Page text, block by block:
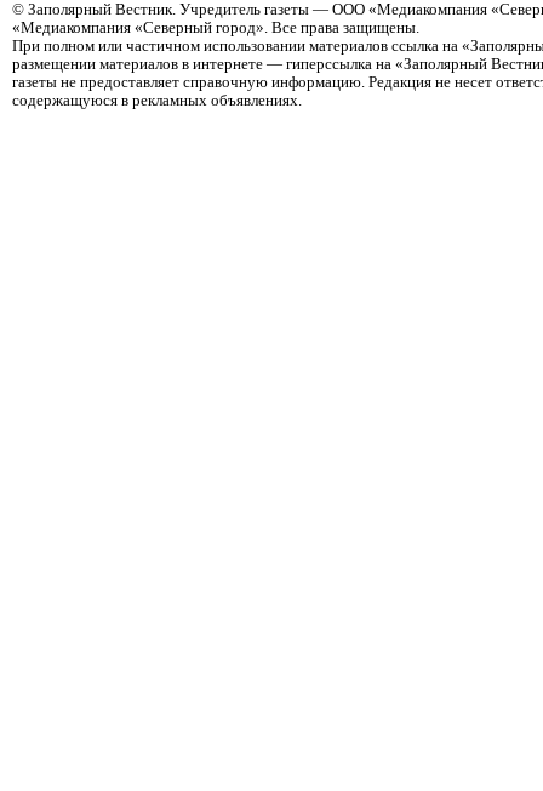
© Заполярный Вестник. Учредитель газеты — ООО «Медиакомпания
«Медиакомпания «Северный город». Все права защищены.
При полном или частичном использовании материалов ссылка на
размещении материалов в интернете — гиперссылка на «Заполярный
газеты не предоставляет справочную информацию. Редакция не несет
содержащуюся в рекламных объявлениях.